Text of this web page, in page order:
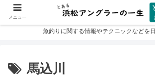
魚釣りに関する情報やテクニックなどを
馬込川
メニュー